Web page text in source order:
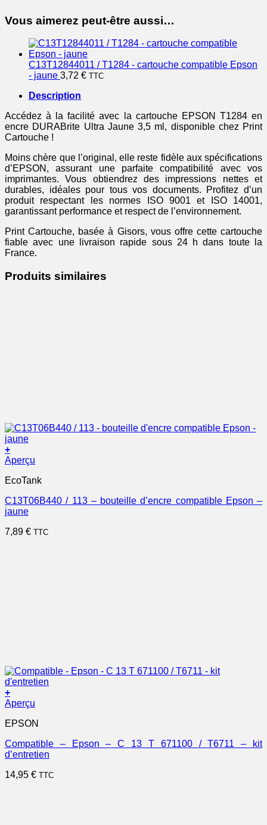
Vous aimerez peut-être aussi…
C13T12844011 / T1284 - cartouche compatible Epson
- jaune 3,72 € TTC
Description
Accédez à la facilité avec la cartouche EPSON T1284 en
encre DURABrite Ultra Jaune 3,5 ml, disponible chez Print
Cartouche !
Moins chère que l’original, elle reste fidèle aux spécifications
d’EPSON, assurant une parfaite compatibilité avec vos
imprimantes. Vous obtiendrez des impressions nettes et
durables, idéales pour tous vos documents. Profitez d’un
produit respectant les normes ISO 9001 et ISO 14001,
garantissant performance et respect de l’environnement.
Print Cartouche, basée à Gisors, vous offre cette cartouche
fiable avec une livraison rapide sous 24 h dans toute la
France.
Produits similaires
+
Aperçu
EcoTank
C13T06B440 / 113 – bouteille d’encre compatible Epson –
jaune
7,89 € TTC
+
Aperçu
EPSON
Compatible – Epson – C 13 T 671100 / T6711 – kit
d’entretien
14,95 € TTC